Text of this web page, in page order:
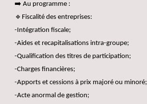
➡️ Au programme :
🔹Fiscalité des entreprises:
-Intégration fiscale;
-Aides et recapitalisations intra-groupe;
-Qualification des titres de participation;
-Charges financières;
-Apports et cessions à prix majoré ou minoré;
-Acte anormal de gestion;